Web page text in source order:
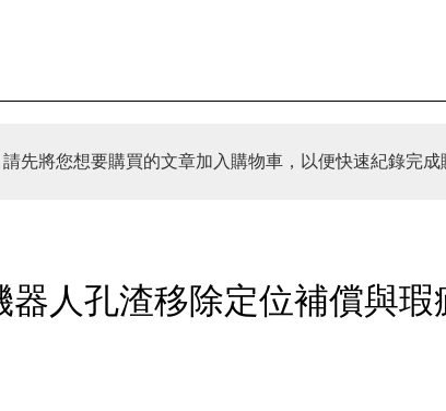
先將您想要購買的文章加入購物車，以便快速紀錄完成
器人孔渣移除定位補償與